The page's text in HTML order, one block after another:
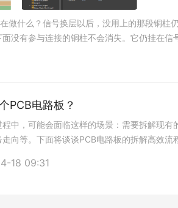
？信号换层以后，没用上的那段铜柱仍连在网络上
没有参与连接的铜柱不会消失。它仍挂在信
PCB电路板？
中，可能会面临这样的场景：需要拆解现有
向等。下面将谈谈PCB电路板的拆解高效流
息：使用数码相机拍摄PCB正反面
18 09:31